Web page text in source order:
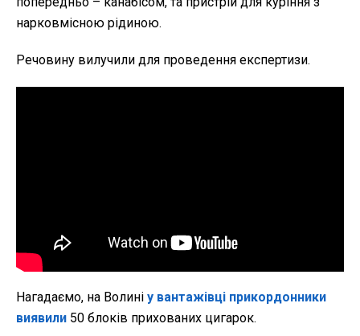
нарковмісною рідиною.
Речовину вилучили для проведення експертизи.
Нагадаємо, на Волині у вантажівці прикордонники
виявили 50 блоків прихованих цигарок.